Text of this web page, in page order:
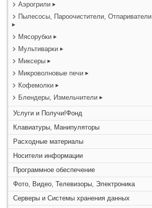
Аэрогрили
Пылесосы, Пароочистители, Отпариватели
Мясорубки
Мультиварки
Миксеры
Микроволновые печи
Кофемолки
Блендеры, Измельчители
Услуги и Получи!Фонд
Клавиатуры, Манипуляторы
Расходные материалы
Носители информации
Программное обеспечение
Фото, Видео, Телевизоры, Электроника
Серверы и Системы хранения данных